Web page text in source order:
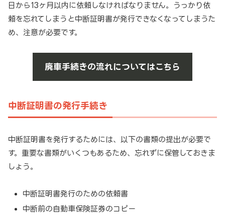
日から13ヶ月以内に依頼しなければなりません。うっかり依
頼を忘れてしまうと中断証明書が発行できなくなってしまうた
め、注意が必要です。
廃車手続きの流れについてはこちら
中断証明書の発行手続き
中断証明書を発行するためには、以下の書類の提出が必要で
す。重要な書類がいくつもあるため、忘れずに保管しておきま
しょう。
中断証明書発行のための依頼書
中断前の自動車保険証券のコピー